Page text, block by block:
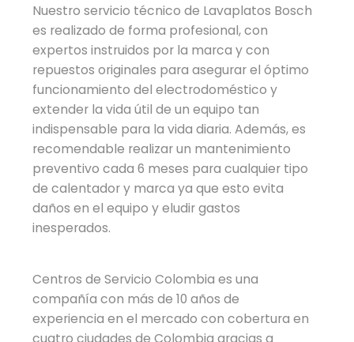
Nuestro servicio técnico de Lavaplatos Bosch
es realizado de forma profesional, con
expertos instruidos por la marca y con
repuestos originales para asegurar el óptimo
funcionamiento del electrodoméstico y
extender la vida útil de un equipo tan
indispensable para la vida diaria. Además, es
recomendable realizar un mantenimiento
preventivo cada 6 meses para cualquier tipo
de calentador y marca ya que esto evita
daños en el equipo y eludir gastos
inesperados.
Centros de Servicio Colombia es una
compañía con más de 10 años de
experiencia en el mercado con cobertura en
cuatro ciudades de Colombia gracias a